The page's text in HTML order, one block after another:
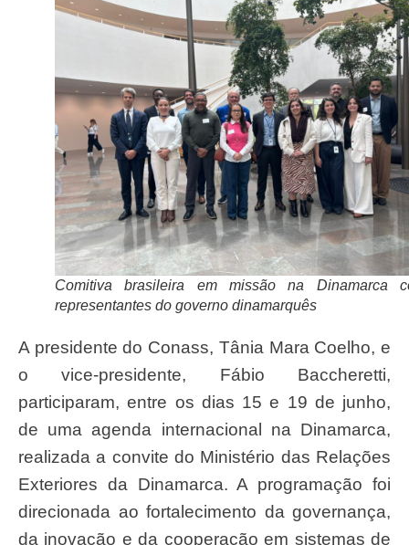
Comitiva brasileira em missão na Dinamarca
representantes do governo dinamarquês
A presidente do Conass, Tânia Mara Coelho, e
o vice-presidente, Fábio Baccheretti,
participaram, entre os dias 15 e 19 de junho,
de uma agenda internacional na Dinamarca,
realizada a convite do Ministério das Relações
Exteriores da Dinamarca. A programação foi
direcionada ao fortalecimento da governança,
da inovação e da cooperação em sistemas de